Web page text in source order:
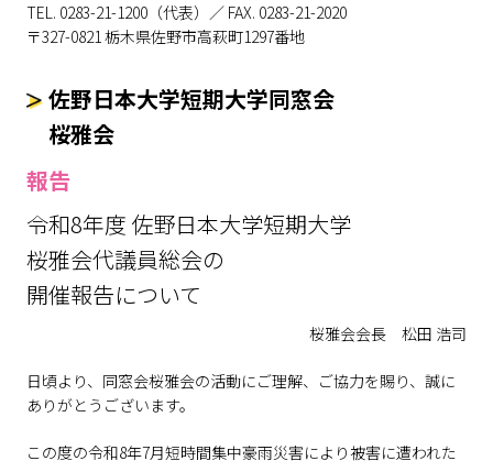
TEL. 0283-21-1200（代表）／ FAX. 0283-21-2020
〒327-0821 栃木県佐野市高萩町1297番地
佐野日本大学短期大学同窓会
桜雅会
報告
令和8年度 佐野日本大学短期大学
桜雅会代議員総会の
開催報告について
桜雅会会長 松田 浩司
日頃より、同窓会桜雅会の活動にご理解、ご協力を賜り、誠に
ありがとうございます。
この度の令和8年7月短時間集中豪雨災害により被害に遭われた